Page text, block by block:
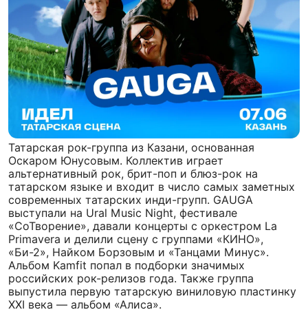
Татарская рок-группа из Казани, основанная
Оскаром Юнусовым. Коллектив играет
альтернативный рок, брит-поп и блюз-рок на
татарском языке и входит в число самых заметных
современных татарских инди-групп. GAUGA
выступали на Ural Music Night, фестивале
«СоТворение», давали концерты с оркестром La
Primavera и делили сцену с группами «КИНО»,
«Би-2», Найком Борзовым и «Танцами Минус».
Альбом Kamfit попал в подборки значимых
российских рок-релизов года. Также группа
выпустила первую татарскую виниловую пластинку
XXI века — альбом «Алиса».